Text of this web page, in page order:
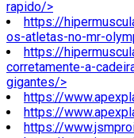
rapido/>
https://
os-atletas-no-mr-
https://
corretamente-a-
gigantes/>
https://
https://
https://